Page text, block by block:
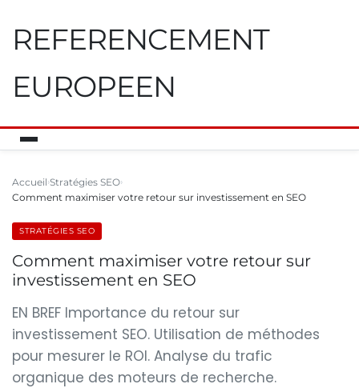
REFERENCEMENT
EUROPEEN
Accueil Stratégies SEO
Comment maximiser votre retour sur investissement en SEO
STRATÉGIES SEO
Comment maximiser votre retour sur
investissement en SEO
EN BREF Importance du retour sur
investissement SEO. Utilisation de méthodes
pour mesurer le ROI. Analyse du trafic
organique des moteurs de recherche.